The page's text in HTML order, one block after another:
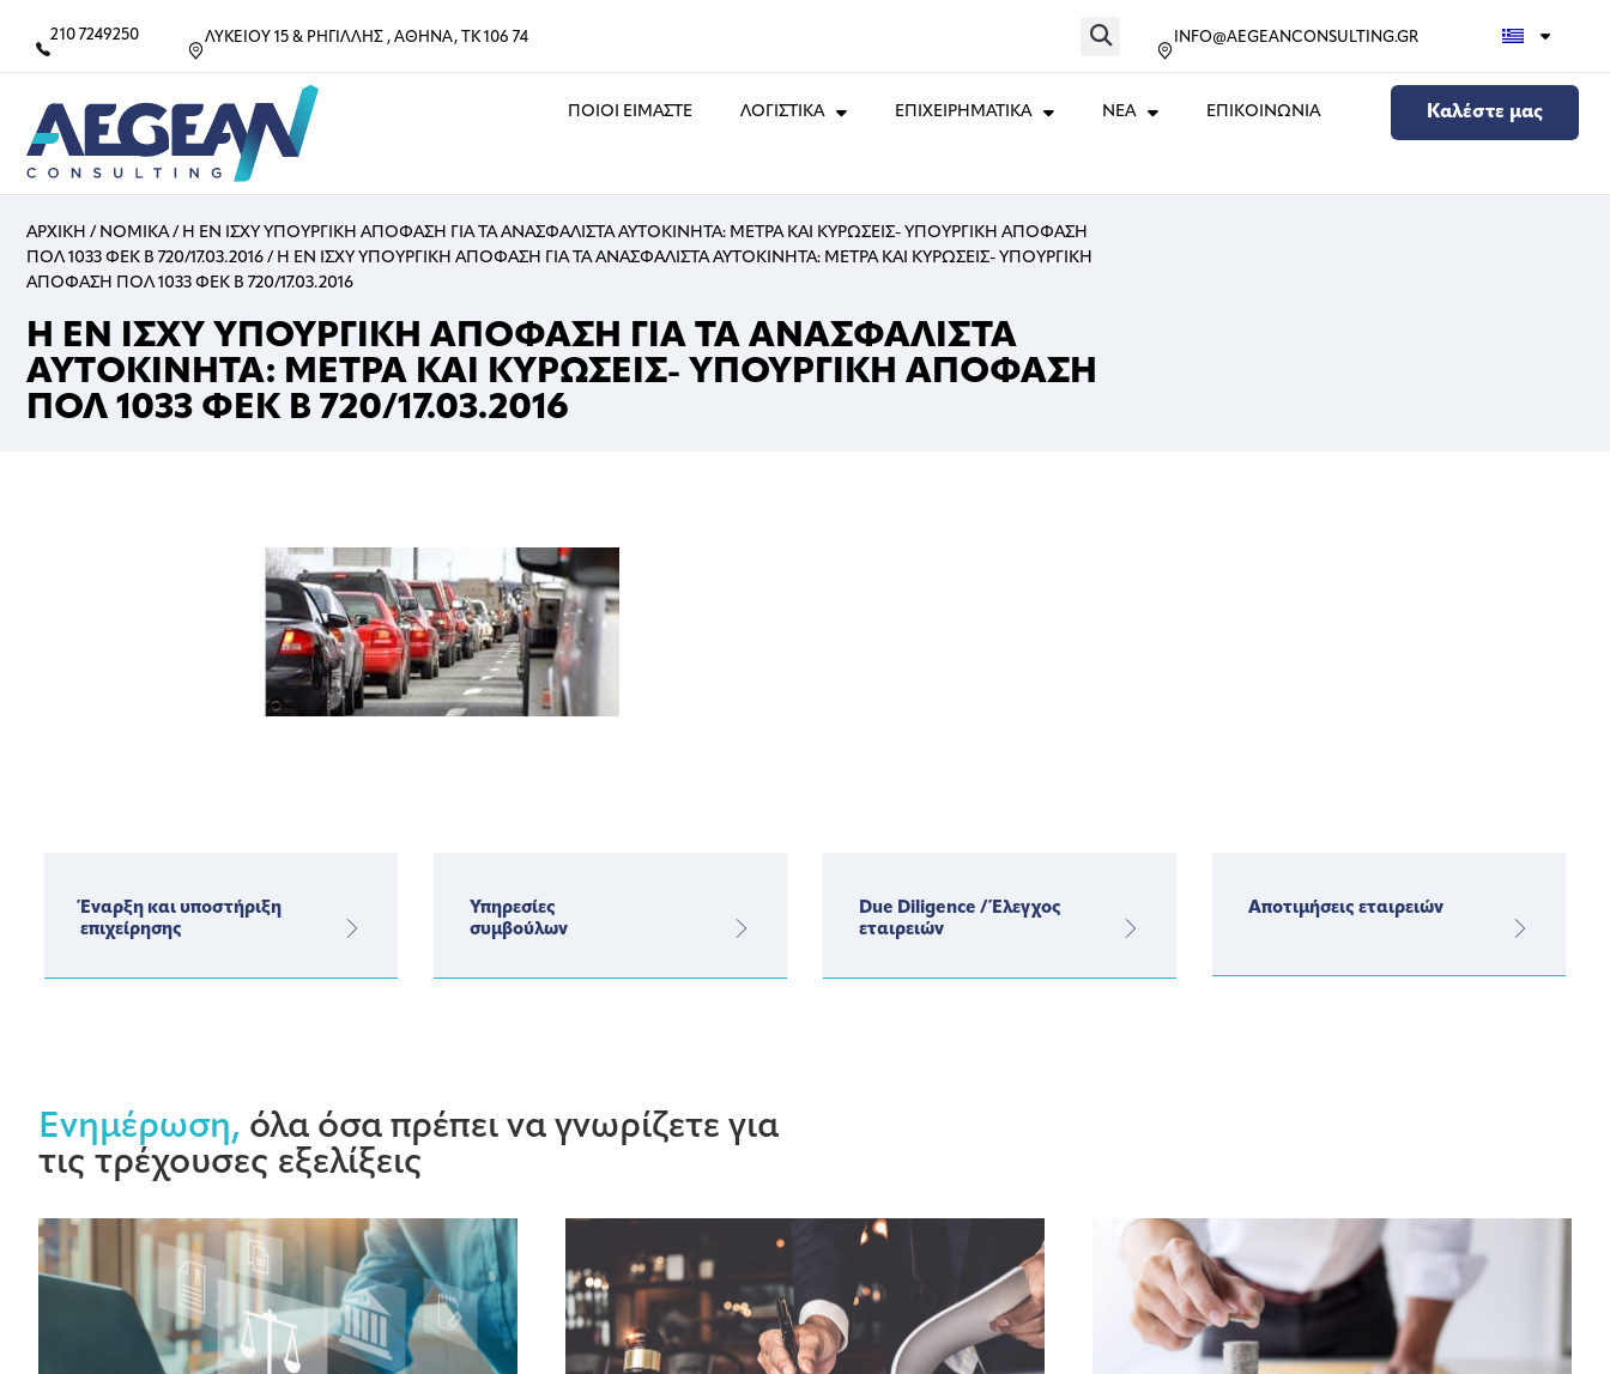
210 7249250 ΛΥΚΕΙΟΥ 15 & ΡΗΓΙΛΛΗΣ , ΑΘΗΝΑ, ΤΚ 106 74 INFO@AEGEANCONSULTING.GR
ΠΟΙΟΙ ΕΙΜΑΣΤΕ ΛΟΓΙΣΤΙΚΑ ΕΠΙΧΕΙΡΗΜΑΤΙΚΑ ΝΕΑ ΕΠΙΚΟΙΝΩΝΙΑ Καλέστε μας
ΑΡΧΙΚΗ / ΝΟΜΙΚΑ/ Η ΕΝ ΙΣΧΥ ΥΠΟΥΡΓΙΚΗ ΑΠΟΦΑΣΗ ΓΙΑ ΤΑ ΑΝΑΣΦΑΛΙΣΤΑ ΑΥΤΟΚΙΝΗΤΑ: ΜΕΤΡΑ ΚΑΙ ΚΥΡΩΣΕΙΣ- ΥΠΟΥΡΓΙΚΗ ΑΠΟΦΑΣΗ
ΠΟΛ 1033 ΦΕΚ Β 720/17.03.2016 / Η ΕΝ ΙΣΧΥ ΥΠΟΥΡΓΙΚΗ ΑΠΟΦΑΣΗ ΓΙΑ ΤΑ ΑΝΑΣΦΑΛΙΣΤΑ ΑΥΤΟΚΙΝΗΤΑ: ΜΕΤΡΑ ΚΑΙ ΚΥΡΩΣΕΙΣ- ΥΠΟΥΡΓΙΚΗ
ΑΠΟΦΑΣΗ ΠΟΛ 1033 ΦΕΚ Β 720/17.03.2016
Η ΕΝ ΙΣΧΥ ΥΠΟΥΡΓΙΚΗ ΑΠΟΦΑΣΗ ΓΙΑ ΤΑ ΑΝΑΣΦΑΛΙΣΤΑ
ΑΥΤΟΚΙΝΗΤΑ: ΜΕΤΡΑ ΚΑΙ ΚΥΡΩΣΕΙΣ- ΥΠΟΥΡΓΙΚΗ ΑΠΟΦΑΣΗ
ΠΟΛ 1033 ΦΕΚ Β 720/17.03.2016
Έναρξη και υποστήριξη
επιχείρησης
Υπηρεσίες
συμβούλων
Due Diligence / Έλεγχος
εταιρειών
Αποτιμήσεις εταιρειών
Ενημέρωση, όλα όσα πρέπει να γνωρίζετε για
τις τρέχουσες εξελίξεις